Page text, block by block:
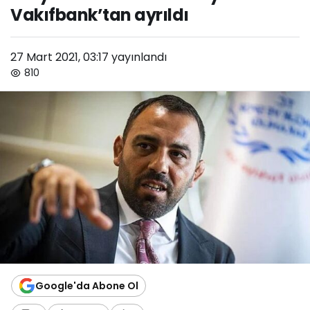
Vakıfbank’tan ayrıldı
27 Mart 2021, 03:17 yayınlandı
810
Google'da Abone Ol